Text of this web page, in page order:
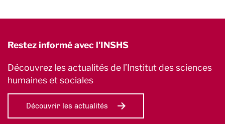
Restez informé avec l'INSHS
Découvrez les actualités de l’Institut des sciences
humaines et sociales
Découvrir les actualités